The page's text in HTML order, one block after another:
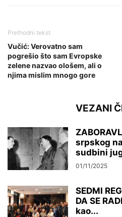
Prethodni tekst
Vučić: Verovatno sam
pogrešio što sam Evropske
zelene nazvao ološem, ali o
njima mislim mnogo gore
VEZANI
srpskog
sudbini
01/11/2025
SEDMI
DA SE
kao...